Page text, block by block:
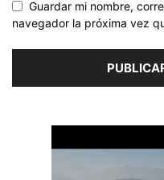
Guardar mi nombre,
navegador la próxima vez